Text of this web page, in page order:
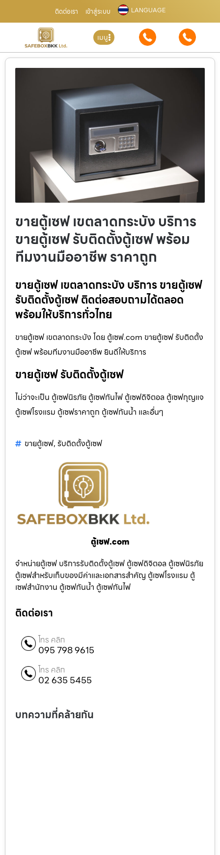
ติดต่อเรา เข้าสู่ระบบ LANGUAGE
เมนู
ขายตู้เซฟ เขตลาดกระบัง บริการ
ขายตู้เซฟ รับติดตั้งตู้เซฟ พร้อม
ทีมงานมืออาชีพ ราคาถูก
ขายตู้เซฟ เขตลาดกระบัง บริการ ขายตู้เซฟ
รับติดตั้งตู้เซฟ ติดต่อสอบถามได้ตลอด
พร้อมให้บริการทั่วไทย
ขายตู้เซฟ เขตลาดกระบัง โดย ตู้เซฟ.com ขายตู้เซฟ รับติดตั้ง
ตู้เซฟ พร้อมทีมงานมืออาชีพ ยินดีให้บริการ
ขายตู้เซฟ รับติดตั้งตู้เซฟ
ไม่ว่าจะเป็น ตู้เซฟนิรภัย ตู้เซฟกันไฟ ตู้เซฟดิจิตอล ตู้เซฟกุญแจ
ตู้เซฟโรงแรม ตู้เซฟราคาถูก ตู้เซฟกันน้ำ และอื่นๆ
ขายตู้เซฟ, รับติดตั้งตู้เซฟ
ตู้เซฟ.com
จำหน่ายตู้เซฟ บริการรับติดตั้งตู้เซฟ ตู้เซฟดิจิตอล ตู้เซฟนิรภัย
ตู้เซฟสำหรับเก็บของมีค่าและเอกสารสำคัญ ตู้เซฟโรงแรม ตู้
เซฟสำนักงาน ตู้เซฟกันน้ำ ตู้เซฟกันไฟ
ติดต่อเรา
โทร คลิก
095 798 9615
โทร คลิก
02 635 5455
บทความที่คล้ายกัน